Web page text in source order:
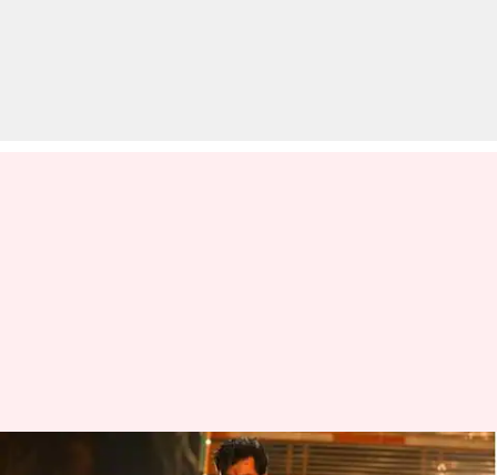
#4YearsOfKaithi: கைதி BTS